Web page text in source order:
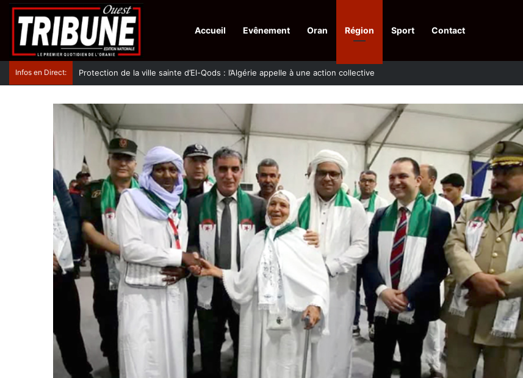
Accueil Evênement Oran Région Sport Contact
Infos en Direct: Protection de la ville sainte d’El-Qods : l’Algérie appelle à une action collective